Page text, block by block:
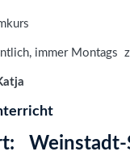
immer Montags